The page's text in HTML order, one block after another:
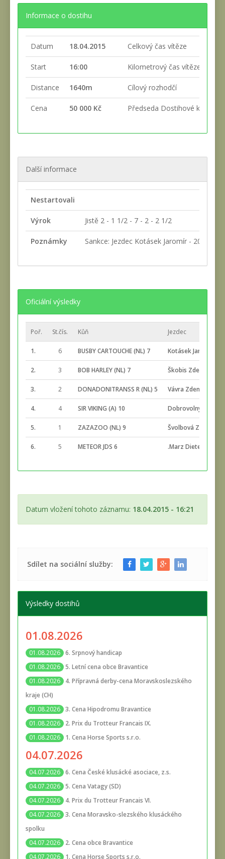
Informace o dostihu
Datum 18.04.2015 Celkový čas vítěze
Start 16:00 Kilometrový čas vítěze
Distance 1640m Cílový rozhodčí
Cena 50 000 Kč Předseda Dostihové komise
Další informace
Nestartovali
Výrok Jistě 2 - 1 1/2 - 7 - 2 - 2 1/2
Poznámky Sankce: Jezdec Kotásek Jaromír - 200,-
Oficiální výsledky
Poř. St.čís. Kůň Jezdec
1. 6 BUSBY CARTOUCHE (NL) 7 Kotásek Jaromír
2. 3 BOB HARLEY (NL) 7 Škobis Zdeněk
3. 2 DONADONITRANSS R (NL) 5 Vávra Zdeněk
4. 4 SIR VIKING (A) 10 Dobrovolný David
5. 1 ZAZAZOO (NL) 9 Švolbová Zuzana
6. 5 METEOR JDS 6 .Marz Dieter
Datum vložení tohoto záznamu: 18.04.2015 - 16:21
Sdílet na sociální služby:
Výsledky dostihů
01.08.2026
01.08.2026 6. Srpnový handicap
01.08.2026 5. Letní cena obce Bravantice
01.08.2026
4. Přípravná derby-cena Moravskoslezského
kraje (CH)
01.08.2026 3. Cena Hipodromu Bravantice
01.08.2026
2. Prix du Trotteur Francais IX.
01.08.2026
1. Cena Horse Sports s.r.o.
04.07.2026
04.07.2026 6. Cena České klusácké asociace, z.s.
04.07.2026 5. Cena Vatagy (SD)
04.07.2026
4. Prix du Trotteur Francais VI.
04.07.2026 3. Cena Moravsko-slezského klusáckého
spolku
04.07.2026
2. Cena obce Bravantice
04.07.2026
1. Cena Horse Sports s.r.o.